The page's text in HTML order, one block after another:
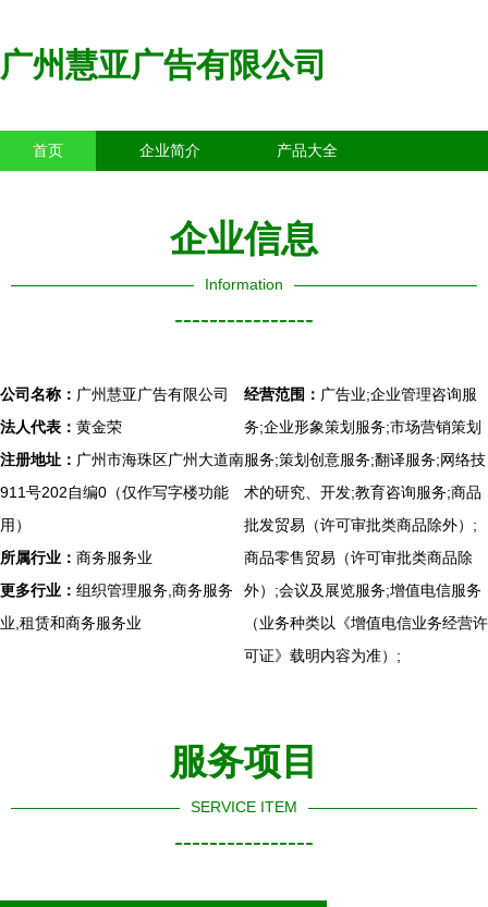
广州慧亚广告有限公司
首页 企业简介 产品大全
企业信息
Information
----------------
公司名称： 广州慧亚广告有限公司
法人代表： 黄金荣
注册地址： 广州市海珠区广州大道南
911号202自编0（仅作写字楼功能
用）
所属行业： 商务服务业
更多行业： 组织管理服务,商务服务
业,租赁和商务服务业
经营范围： 广告业;企业管理咨询服
务;企业形象策划服务;市场营销策划
服务;策划创意服务;翻译服务;网络技
术的研究、开发;教育咨询服务;商品
批发贸易（许可审批类商品除外）;
商品零售贸易（许可审批类商品除
外）;会议及展览服务;增值电信服务
（业务种类以《增值电信业务经营许
可证》载明内容为准）;
服务项目
SERVICE ITEM
----------------